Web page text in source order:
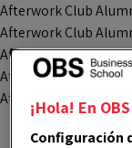
Afterwork Club
Afterwork Club
Afterwork Club
Afterwork Club
Afterwork: Club
¡Hola! En
Configuración